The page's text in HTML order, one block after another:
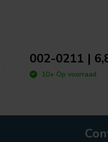
002-0211 |
10+ Op voorraad